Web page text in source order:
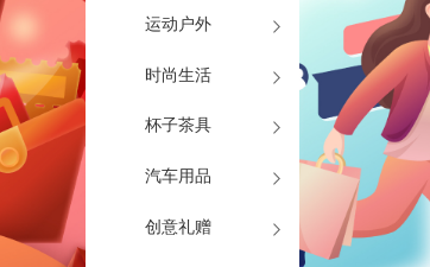
运动户外
时尚生活
杯子茶具
汽车用品
创意礼赠